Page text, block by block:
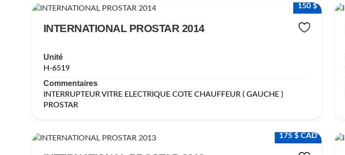
150 $
INTERNATIONAL PROSTAR 2014
Unité
H-6519
Commentaires
INTERRUPTEUR VITRE ELECTRIQUE COTE CHAUFFEUR ( GAUCHE )
PROSTAR
175 $ CAD